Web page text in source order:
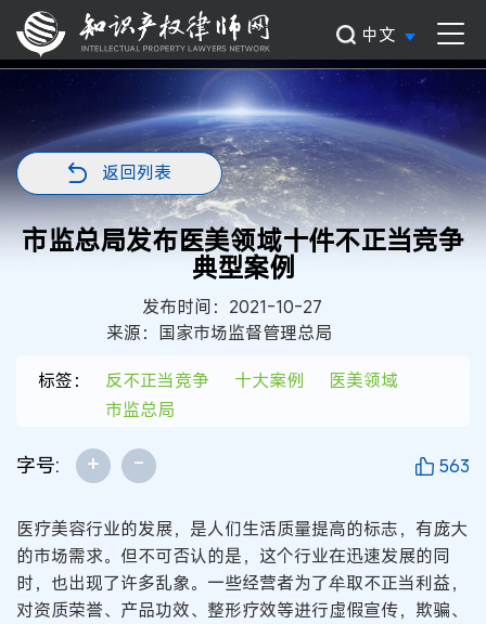
中文
返回列表
市监总局发布医美领域十件不正当竞争
典型案例
发布时间：2021-10-27
来源：国家市场监督管理总局
标签：
反不正当竞争 十大案例
医美领域
市监总局
字号: + - 563
医疗美容行业的发展，是人们生活质量提高的标志，有庞大
的市场需求。但不可否认的是，这个行业在迅速发展的同
时，也出现了许多乱象。一些经营者为了牟取不正当利益，
对资质荣誉、产品功效、整形疗效等进行虚假宣传，欺骗、